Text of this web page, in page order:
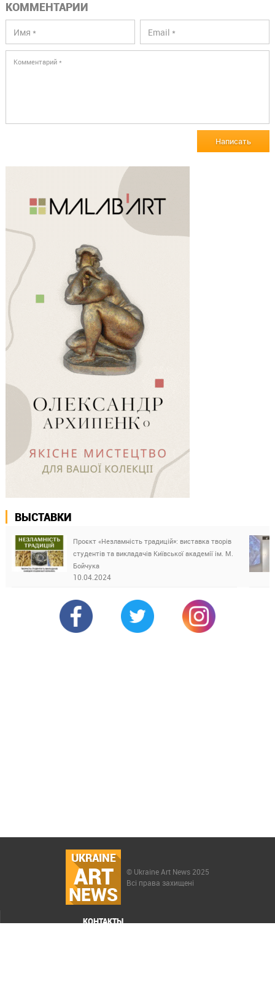
КОММЕНТАРИИ
Написать
ВЫСТАВКИ
Проєкт «Незламність традицій»: виставка творів
студентів та викладачів Київської академії ім. М.
Бойчука
10.04.2024
UKRAINE
ART
NEWS
© Ukraine Art News 2025
Всі права захищені
КОНТАКТЫ